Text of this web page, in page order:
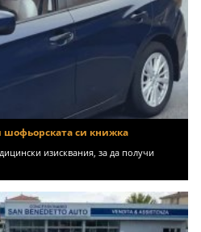
си книжка
изисквания, за да получи